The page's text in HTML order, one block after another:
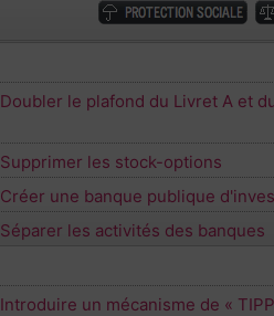
Doubler le plafond du Livret A et
Supprimer les stock-options
Créer une banque publique
Séparer les activités des banques
Introduire un mécanisme de «